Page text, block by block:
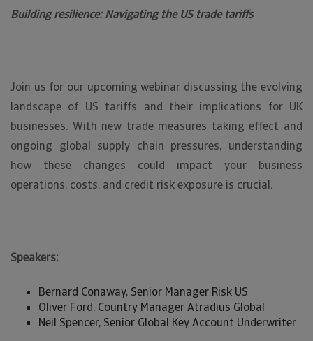
Building resilience: Navigating the US trade tariffs
Join us for our upcoming webinar discussing the evolving
landscape of US tariffs and their implications for UK
businesses. With new trade measures taking effect and
ongoing global supply chain pressures, understanding
how these changes could impact your business
operations, costs, and credit risk exposure is crucial.
Speakers:
Bernard Conaway, Senior Manager Risk US
Oliver Ford, Country Manager Atradius Global
Neil Spencer, Senior Global Key Account Underwriter